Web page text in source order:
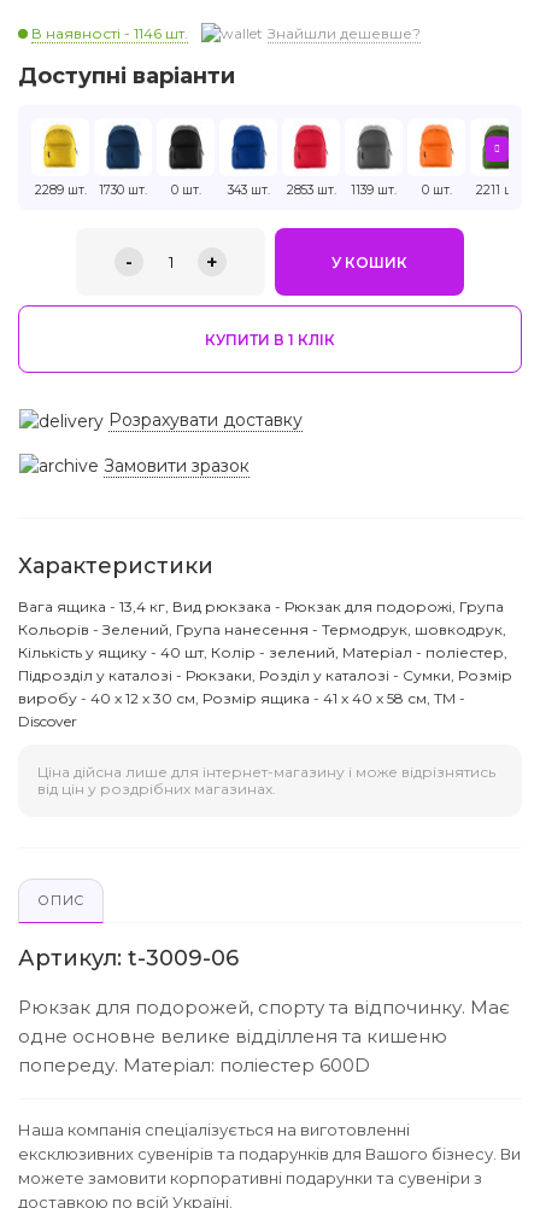
В наявності - 1146 шт. Знайшли дешевше?
Доступні варіанти
2289 шт. 1730 шт. 0 шт. 343 шт. 2853 шт. 1139 шт. 0 шт. 2211 шт.
- 1 + У КОШИК
КУПИТИ В 1 КЛIК
Розрахувати доставку
Замовити зразок
Характеристики
Вага ящика - 13,4 кг, Вид рюкзака - Рюкзак для подорожі, Група
Кольорів - Зелений, Група нанесення - Термодрук, шовкодрук,
Кількість у ящику - 40 шт, Колір - зелений, Матеріал - поліестер,
Підрозділ у каталозі - Рюкзаки, Розділ у каталозі - Сумки, Розмір
виробу - 40 х 12 х 30 см, Розмір ящика - 41 х 40 х 58 см, ТМ -
Discover
Ціна дійсна лише для інтернет-магазину і може відрізнятись
від цін у роздрібних магазинах.
ОПИС
Артикул: t-3009-06
Рюкзак для подорожей, спорту та відпочинку. Має
одне основне велике відділленя та кишеню
попереду. Матеріал: поліестер 600D
Наша компанія спеціалізується на виготовленні
ексклюзивних сувенірів та подарунків для Вашого бізнесу. Ви
можете замовити корпоративні подарунки та сувеніри з
доставкою по всій Україні.